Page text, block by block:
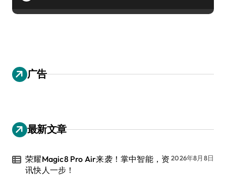
广告
最新文章
荣耀Magic8 Pro Air来袭！掌中智能，资
讯快人一步！
2026年8月8日